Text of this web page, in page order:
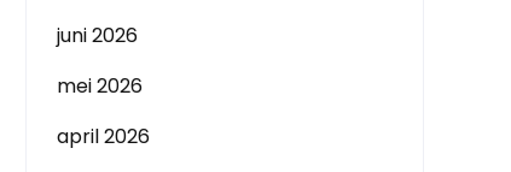
juni 2026
mei 2026
april 2026